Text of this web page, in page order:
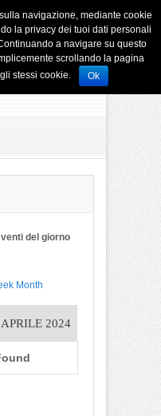
del giorno
Month
2024
navigazione, mediante cookie
la privacy dei tuoi dati personali
a navigare su questo
scrollando la pagina
stessi cookie.
Ok